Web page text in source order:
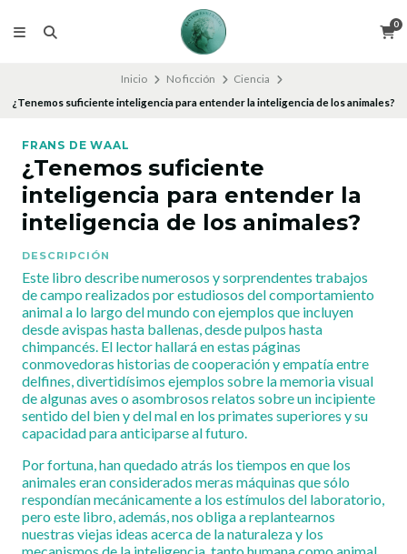
0
Inicio No ficción
Ciencia
¿Tenemos suficiente inteligencia para entender la inteligencia de los animales?
FRANS DE WAAL
¿Tenemos suficiente
inteligencia para entender la
inteligencia de los animales?
DESCRIPCIÓN
Este libro describe numerosos y sorprendentes trabajos
de campo realizados por estudiosos del comportamiento
animal a lo largo del mundo con ejemplos que incluyen
desde avispas hasta ballenas, desde pulpos hasta
chimpancés. El lector hallará en estas páginas
conmovedoras historias de cooperación y empatía entre
delfines, divertidísimos ejemplos sobre la memoria visual
de algunas aves o asombrosos relatos sobre un incipiente
sentido del bien y del mal en los primates superiores y su
capacidad para anticiparse al futuro.
Por fortuna, han quedado atrás los tiempos en que los
animales eran considerados meras máquinas que sólo
respondían mecánicamente a los estímulos del laboratorio,
pero este libro, además, nos obliga a replantearnos
nuestras viejas ideas acerca de la naturaleza y los